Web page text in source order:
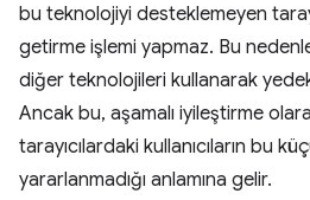
bu teknolojiyi desteklemeyen
getirme işlemi yapmaz. Bu
diğer teknolojileri kullanarak
Ancak bu, aşamalı iyileştirme
tarayıcılardaki kullanıcıların bu
yararlanmadığı anlamına gelir.